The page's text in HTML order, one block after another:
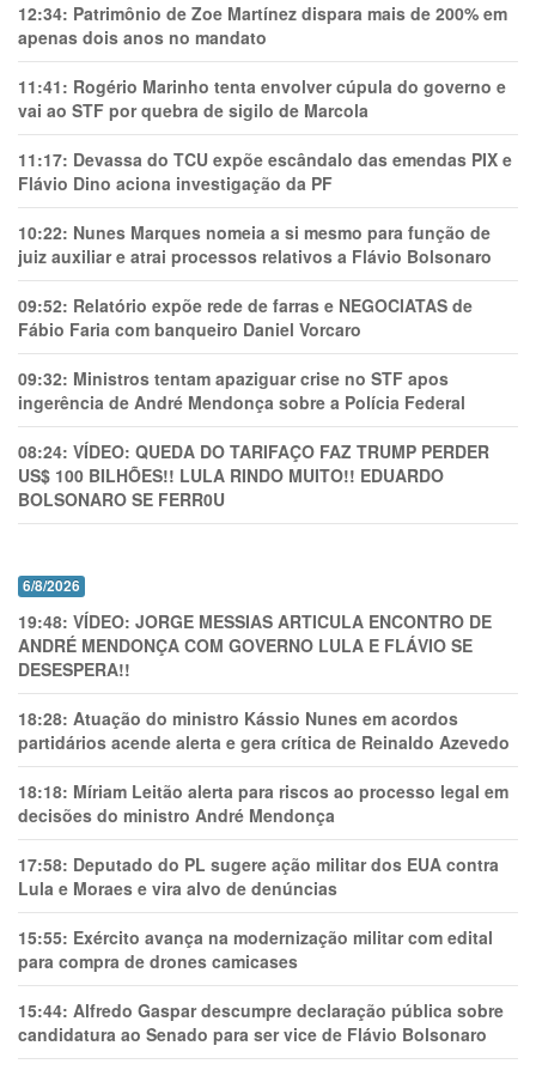
12:34: Patrimônio de Zoe Martínez dispara mais de 200% em
apenas dois anos no mandato
11:41: Rogério Marinho tenta envolver cúpula do governo e
vai ao STF por quebra de sigilo de Marcola
11:17: Devassa do TCU expõe escândalo das emendas PIX e
Flávio Dino aciona investigação da PF
10:22: Nunes Marques nomeia a si mesmo para função de
juiz auxiliar e atrai processos relativos a Flávio Bolsonaro
09:52: Relatório expõe rede de farras e NEGOCIATAS de
Fábio Faria com banqueiro Daniel Vorcaro
09:32: Ministros tentam apaziguar crise no STF apos
ingerência de André Mendonça sobre a Polícia Federal
08:24: VÍDEO: QUEDA DO TARIFAÇO FAZ TRUMP PERDER
US$ 100 BILHÕES!! LULA RINDO MUITO!! EDUARDO
BOLSONARO SE FERR0U
6/8/2026
19:48: VÍDEO: JORGE MESSIAS ARTICULA ENCONTRO DE
ANDRÉ MENDONÇA COM GOVERNO LULA E FLÁVIO SE
DESESPERA!!
18:28: Atuação do ministro Kássio Nunes em acordos
partidários acende alerta e gera crítica de Reinaldo Azevedo
18:18: Míriam Leitão alerta para riscos ao processo legal em
decisões do ministro André Mendonça
17:58: Deputado do PL sugere ação militar dos EUA contra
Lula e Moraes e vira alvo de denúncias
15:55: Exército avança na modernização militar com edital
para compra de drones camicases
15:44: Alfredo Gaspar descumpre declaração pública sobre
candidatura ao Senado para ser vice de Flávio Bolsonaro